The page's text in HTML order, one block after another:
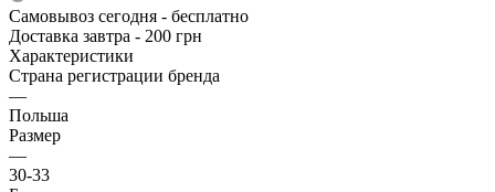
Самовывоз сегодня - бесплатно
Доставка завтра - 200 грн
Характеристики
Страна регистрации бренда
—
Польша
Размер
—
30-33